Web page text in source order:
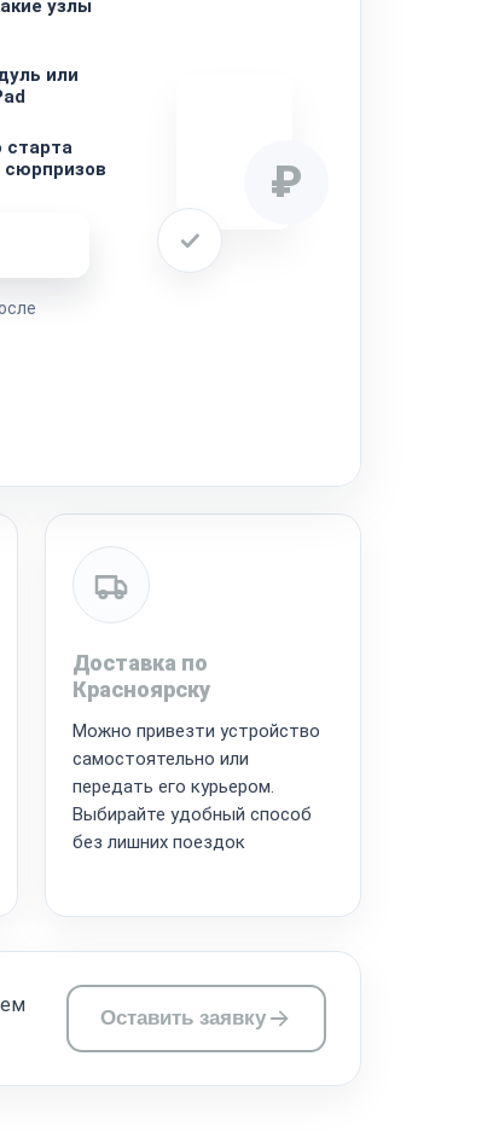
узлы
или
старта
сюрпризов
₽
Доставка по
Красноярску
Можно привезти устройство
самостоятельно или
передать его курьером.
Выбирайте удобный способ
без лишних поездок
Оставить заявку